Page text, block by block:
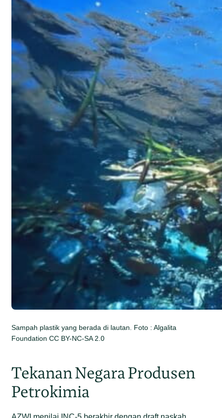
Sampah plastik yang berada di lautan. Foto : Algalita
Foundation CC BY-NC-SA 2.0
Tekanan Negara Produsen
Petrokimia